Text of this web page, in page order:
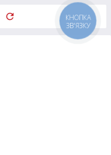
КНОПКА
ЗВ'ЯЗКУ